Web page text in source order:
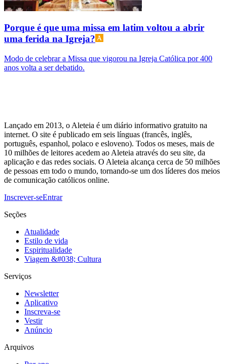
Porque é que uma missa em latim voltou a abrir
uma ferida na Igreja?
Modo de celebrar a Missa que vigorou na Igreja Católica por 400
anos volta a ser debatido.
Lançado em 2013, o Aleteia é um diário informativo gratuito na
internet. O site é publicado em seis línguas (francês, inglês,
português, espanhol, polaco e esloveno). Todos os meses, mais de
10 milhões de leitores acedem ao Aleteia através do seu site, da
aplicação e das redes sociais. O Aleteia alcança cerca de 50 milhões
de pessoas em todo o mundo, tornando-se um dos líderes dos meios
de comunicação católicos online.
Inscrever-seEntrar
Seções
Atualidade
Estilo de vida
Espiritualidade
Viagem &#038; Cultura
Serviços
Newsletter
Aplicativo
Inscreva-se
Vestir
Anúncio
Arquivos